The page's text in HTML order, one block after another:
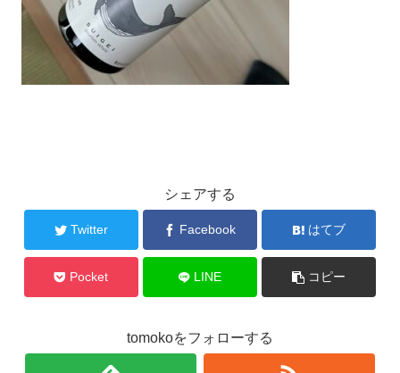
シェアする
Twitter Facebook はてブ
Pocket LINE コピー
tomokoをフォローする